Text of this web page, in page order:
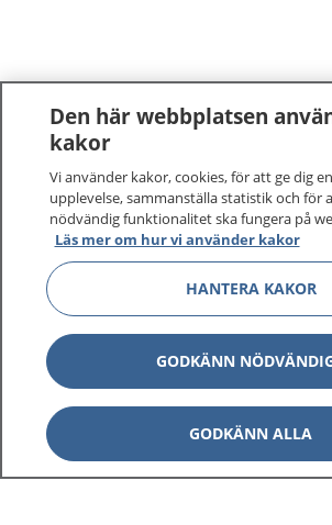
1177–tryggt om din
På 1177.se får du råd om hälsa och
sjukdomar och vilka mottagningar
Logga in för att läsa din journal och
vårdärenden. Ring telefonnummer
sjukvårdsrådgivning dygnet runt.
1177 ger dig råd när du vill må bättre.
Den här webbplatsen
kakor
Vi använder kakor, cookies, för att ge dig
upplevelse, sammanställa statistik och för
nödvändig funktionalitet ska fungera på
Läs mer om hur vi använder kakor
HANTERA KAKOR
GODKÄNN
GODKÄNN ALLA